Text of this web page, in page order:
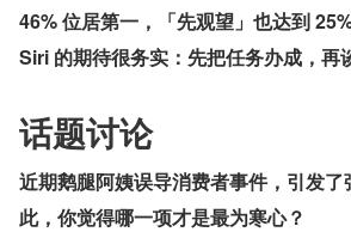
46% 位居第一，「先观望」也达到
Siri 的期待很务实：先把任务办成，再
话题讨论
近期鹅腿阿姨误导消费者事件，引发
此，你觉得哪一项才是最为寒心？